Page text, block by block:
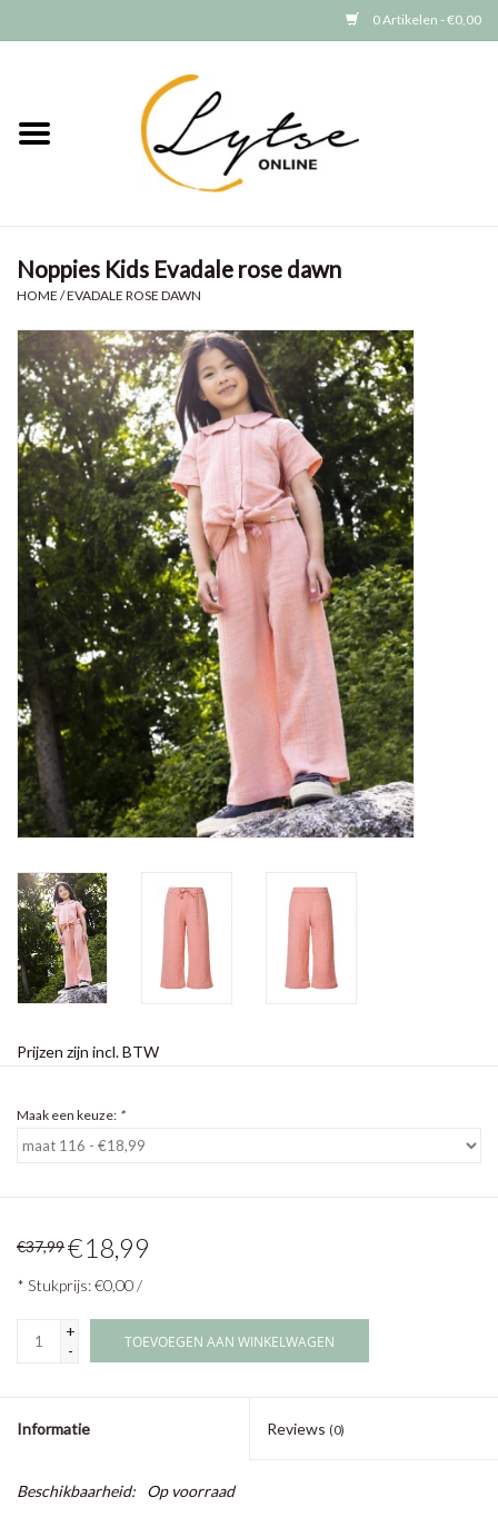
0 Artikelen - €0,00
Meisjes
Merken
GRATIS VERZENDEN (vanaf EUR
15)
Noppies Kids Evadale rose dawn
HOME /EVADALE ROSE DAWN
Prijzen zijn incl. BTW
Maak een keuze: *
€37,99€18,99
* Stukprijs: €0,00 /
+
-
TOEVOEGEN AAN WINKELWAGEN
Informatie Reviews (0)
Beschikbaarheid: Op voorraad